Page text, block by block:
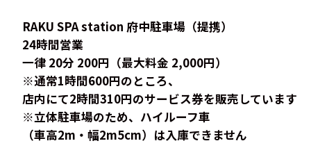
RAKU SPA station 府中駐車場（提携）
24時間営業
一律 20分 200円（最大料金 2,000円）
※通常1時間600円のところ、
店内にて2時間310円のサービス券を販売しています
※立体駐車場のため、ハイルーフ車
（車高2m・幅2m5cm）は入庫できません